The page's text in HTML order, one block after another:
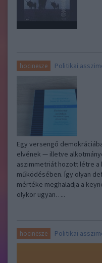
hocinesze Politikai
Egy versengő
elvének — illetve
aszimmetriát hozott létre
működésében. Így olyan
mértéke meghaladja a
olykor ugyan…..
hocinesze Politikai